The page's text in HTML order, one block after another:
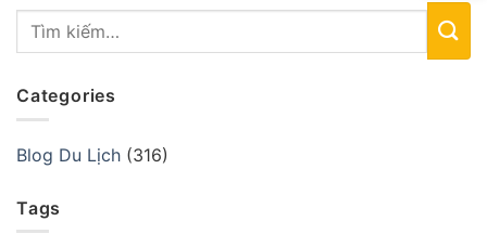
Categories
Blog Du Lịch (316)
Tags